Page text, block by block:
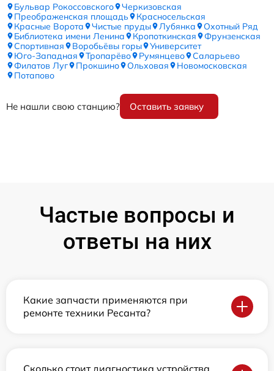
Бульвар Рокоссовского
Черкизовская
Преображенская площадь
Красносельская
Красные Ворота
Чистые пруды Лубянка
Охотный Ряд
Библиотека имени Ленина
Кропоткинская
Фрунзенская
Спортивная
Воробьёвы горы
Университет
Юго-Западная
Тропарёво Румянцево
Саларьево
Филатов Луг
Прокшино Ольховая
Новомосковская
Потапово
Не нашли свою станцию? Оставить заявку
Частые вопросы и
ответы на них
Какие запчасти применяются при
ремонте техники Ресанта?
Сколько стоит диагностика устройства